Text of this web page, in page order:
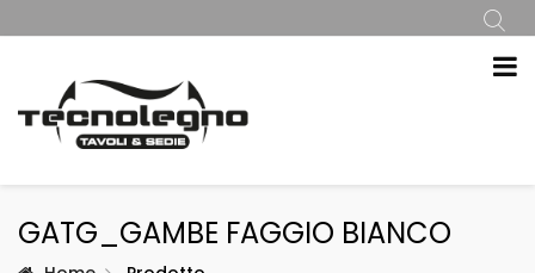
GATG_GAMBE FAGGIO BIANCO